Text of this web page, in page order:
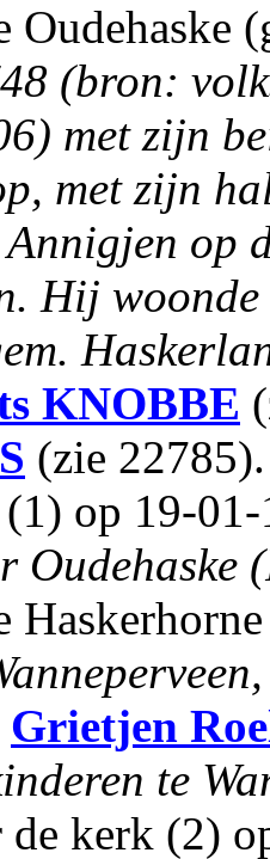
Oudehaske
(bron:
met zijn
met zijn
op
Hij
KNOBBE
(zie 22785).
op 19-
Oudehaske
Grietjen
te
kerk (2)